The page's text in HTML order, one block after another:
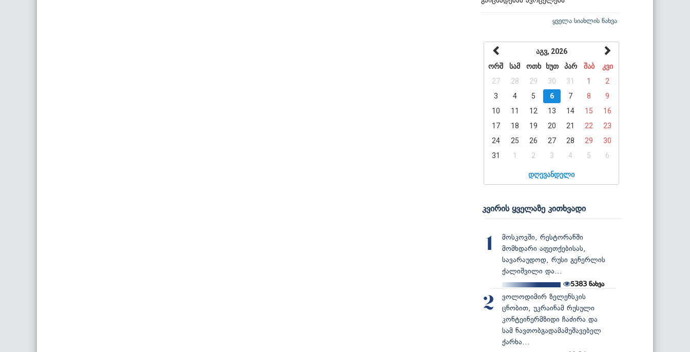
ყველა სიახლის ნახვა
აგვ, 2026
ორშ
სამ ოთხ ხუთ პარ შაბ
კვი
27
28 29 30 31 1
2
3
4 5 6 7 8
9
10
11 12 13 14 15
16
17
18 19 20 21 22
23
24
25 26 27 28 29
30
31
1 2 3 4 5 6
დღევანდელი
კვირის ყველაზე კითხვადი
1
მოსკოვში, რესტორანში
მომხდარი აფეთქებისას,
სავარაუდოდ, რუსი გენერლის
ქალიშვილი და...
5383 ნახვა
2
ვოლოდიმირ ზელენსკის
ცნობით, უკრაინამ რუსული
კონტეინერმზიდი ჩაძირა და
სამ ნავთობგადამამუშავებელ
ქარხა...